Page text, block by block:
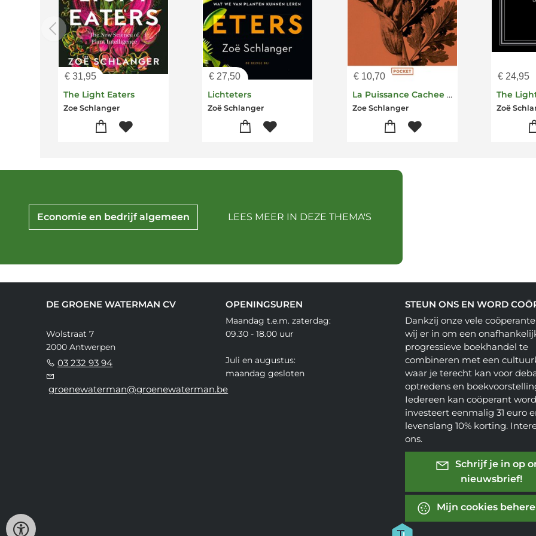
€ 31,95
The Light Eaters
Zoe Schlanger
€ 27,50
Lichteters
Zoë Schlanger
€10,70
La Puissance Cachee Des Plantes
Zoe Schlanger
€24,95
Zoë
Economie en bedrijf algemeen LEES MEER IN DEZE THEMA'S
DE GROENE WATERMAN CV
Wolstraat 7
2000 Antwerpen
03 232 93 94
groenewaterman@groenewaterman.be
OPENINGSUREN
Maandag t.e.m. zaterdag:
09.30 - 18.00 uur
Juli en augustus:
maandag gesloten
STEUN ONS EN WORD
Dankzij onze vele
wij er in om een
progressieve boekhandel te
combineren met een
waar je terecht kan voor
optredens en
Iedereen kan coöperant
investeert eenmalig 31 euro
levenslang 10% korting.
ons.
Schrijf je in op
nieuwsbrief!
Mijn cookies